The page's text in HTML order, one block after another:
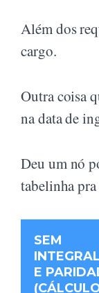
Além dos
cargo.
Outra coisa
na data de
Deu um nó
tabelinha
SEM
E